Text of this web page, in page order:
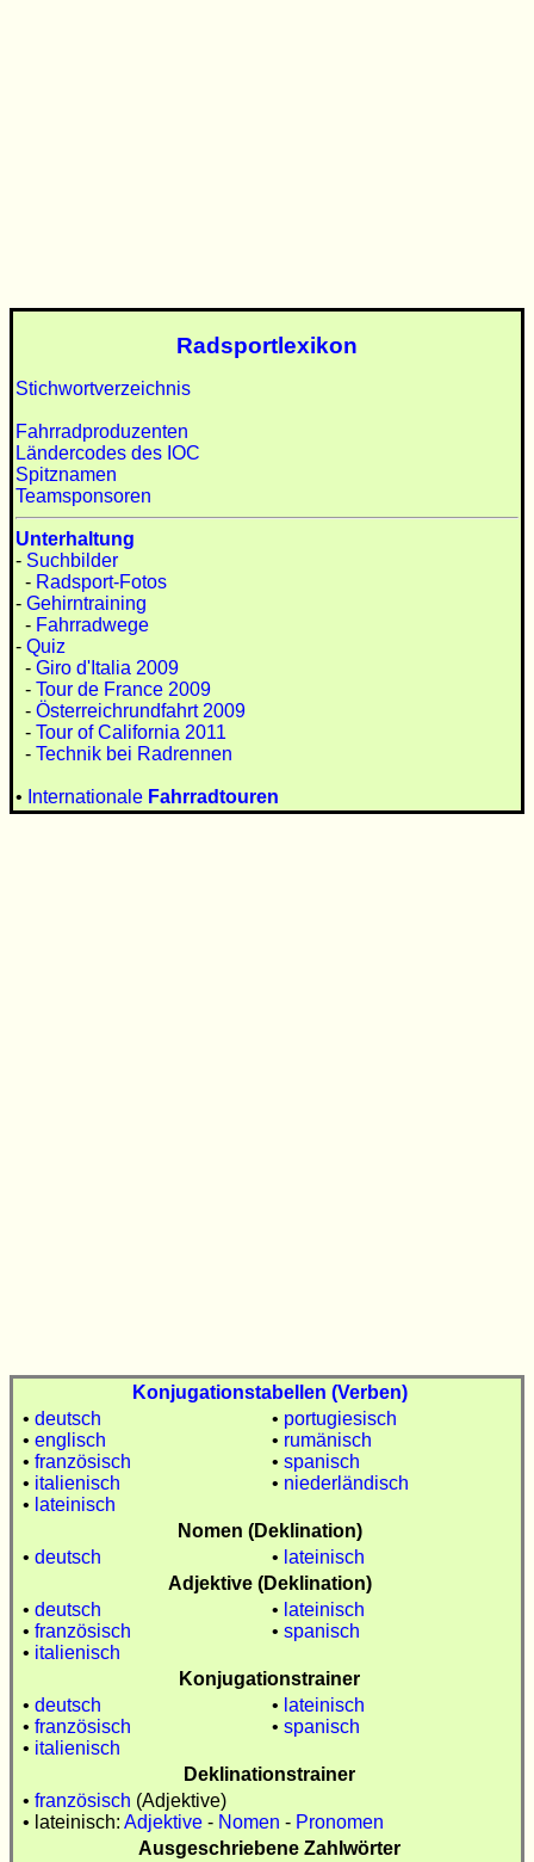
Radsportlexikon
Stichwortverzeichnis
Fahrradproduzenten
Ländercodes des IOC
Spitznamen
Teamsponsoren
Unterhaltung
- Suchbilder
- Radsport-Fotos
- Gehirntraining
- Fahrradwege
- Quiz
- Giro d'Italia 2009
- Tour de France 2009
- Österreichrundfahrt 2009
- Tour of California 2011
- Technik bei Radrennen
• Internationale Fahrradtouren
Konjugationstabellen (Verben)
• deutsch
• englisch
• französisch
• italienisch
• lateinisch
• portugiesisch
• rumänisch
• spanisch
• niederländisch
Nomen (Deklination)
• deutsch • lateinisch
Adjektive (Deklination)
• deutsch
• französisch
• italienisch
• lateinisch
• spanisch
Konjugationstrainer
• deutsch
• französisch
• italienisch
• lateinisch
• spanisch
Deklinationstrainer
• französisch (Adjektive)
• lateinisch: Adjektive- Nomen - Pronomen
Ausgeschriebene Zahlwörter